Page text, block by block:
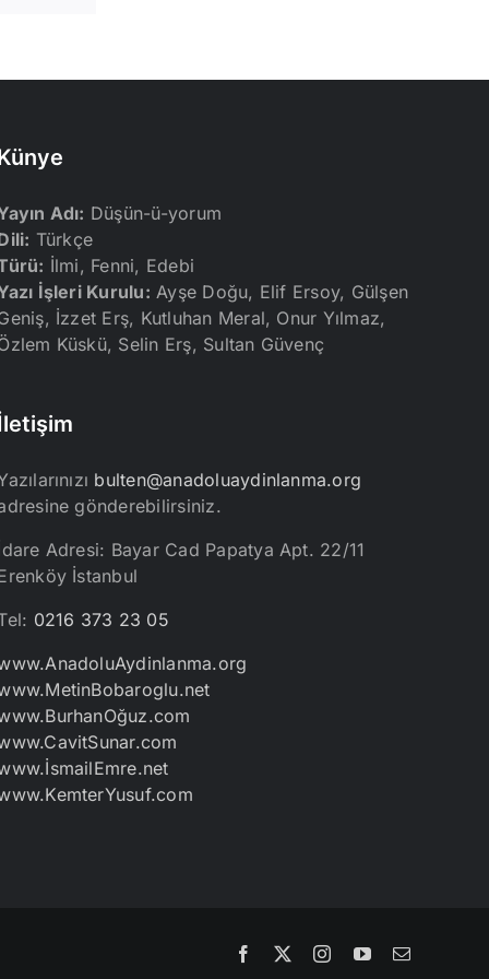
Adı: Düşün-ü-yorum
Türkçe
İlmi, Fenni, Edebi
İşleri Kurulu: Ayşe Doğu, Elif Ersoy, Gülşen
İzzet Erş, Kutluhan Meral, Onur Yılmaz,
Küskü, Selin Erş, Sultan Güvenç
bulten@anadoluaydinlanma.org
gönderebilirsiniz.
Adresi: Bayar Cad Papatya Apt. 22/11
İstanbul
0216 373 23 05
Facebook Instagram
YouTube
E-